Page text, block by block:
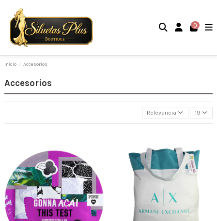
0
Inicio Accesorios
Accesorios
Relevancia 19